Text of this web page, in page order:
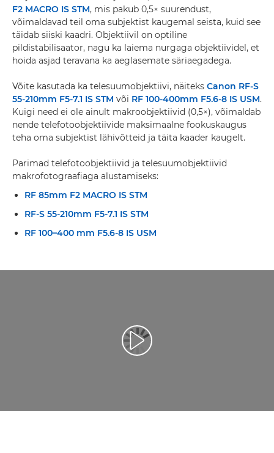
F2 MACRO IS STM, mis pakub 0,5× suurendust,
võimaldavad teil oma subjektist kaugemal seista, kuid see
täidab siiski kaadri. Objektiivil on optiline
pildistabilisaator, nagu ka laiema nurgaga objektiividel, et
hoida asjad teravana ka aeglasemate säriaegadega.
Võite kasutada ka telesuumobjektiivi, näiteks Canon RF-S
55-210mm F5-7.1 IS STM või RF 100-400mm F5.6-8 IS USM.
Kuigi need ei ole ainult makroobjektiivid (0,5×), võimaldab
nende telefotoobjektiivide maksimaalne fookuskaugus
teha oma subjektist lähivõtteid ja täita kaader kaugelt.
Parimad telefotoobjektiivid ja telesuumobjektiivid
makrofotograafiaga alustamiseks:
RF 85mm F2 MACRO IS STM
RF-S 55-210mm F5-7.1 IS STM
RF 100–400 mm F5.6-8 IS USM
Esita video